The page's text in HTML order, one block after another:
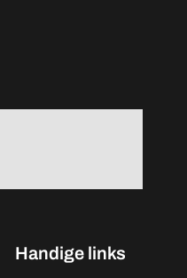
Handige links